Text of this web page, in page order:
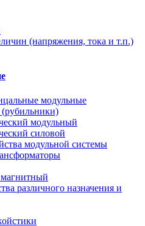
(напряжения, тока и т.п.)
модульные
модульный
силовой
модульной системы
магнитный
различного назначения и